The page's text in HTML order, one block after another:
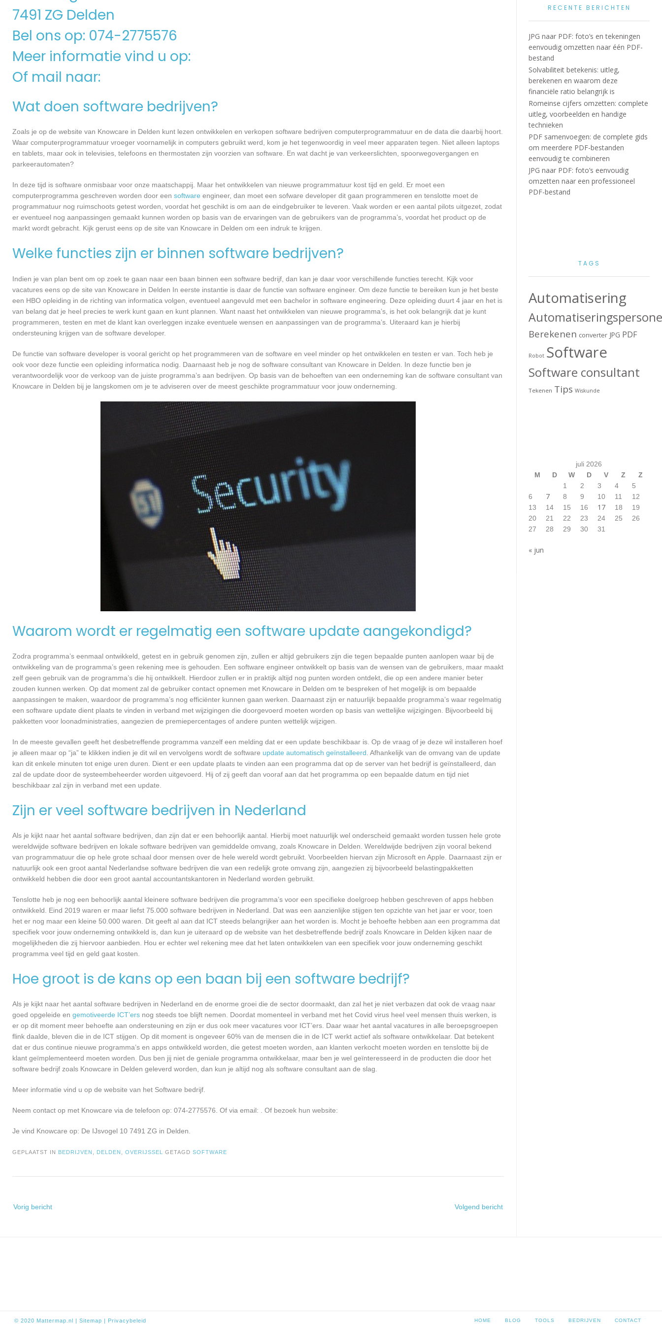
7491 ZG Delden
Bel ons op: 074-2775576
Meer informatie vind u op:
Of mail naar:
Wat doen software bedrijven?
Zoals je op de website van Knowcare in Delden kunt lezen ontwikkelen en verkopen software bedrijven computerprogrammatuur en de data die daarbij hoort.
Waar computerprogrammatuur vroeger voornamelijk in computers gebruikt werd, kom je het tegenwoordig in veel meer apparaten tegen. Niet alleen laptops
en tablets, maar ook in televisies, telefoons en thermostaten zijn voorzien van software. En wat dacht je van verkeerslichten, spoorwegovergangen en
parkeerautomaten?
In deze tijd is software onmisbaar voor onze maatschappij. Maar het ontwikkelen van nieuwe programmatuur kost tijd en geld. Er moet een
computerprogramma geschreven worden door een software engineer, dan moet een sofware developer dit gaan programmeren en tenslotte moet de
programmatuur nog ruimschoots getest worden, voordat het geschikt is om aan de eindgebruiker te leveren. Vaak worden er een aantal pilots uitgezet, zodat
er eventueel nog aanpassingen gemaakt kunnen worden op basis van de ervaringen van de gebruikers van de programma’s, voordat het product op de
markt wordt gebracht. Kijk gerust eens op de site van Knowcare in Delden om een indruk te krijgen.
Welke functies zijn er binnen software bedrijven?
Indien je van plan bent om op zoek te gaan naar een baan binnen een software bedrijf, dan kan je daar voor verschillende functies terecht. Kijk voor
vacatures eens op de site van Knowcare in Delden In eerste instantie is daar de functie van software engineer. Om deze functie te bereiken kun je het beste
een HBO opleiding in de richting van informatica volgen, eventueel aangevuld met een bachelor in software engineering. Deze opleiding duurt 4 jaar en het is
van belang dat je heel precies te werk kunt gaan en kunt plannen. Want naast het ontwikkelen van nieuwe programma’s, is het ook belangrijk dat je kunt
programmeren, testen en met de klant kan overleggen inzake eventuele wensen en aanpassingen van de programma’s. Uiteraard kan je hierbij
ondersteuning krijgen van de software developer.
De functie van software developer is vooral gericht op het programmeren van de software en veel minder op het ontwikkelen en testen er van. Toch heb je
ook voor deze functie een opleiding informatica nodig. Daarnaast heb je nog de software consultant van Knowcare in Delden. In deze functie ben je
verantwoordelijk voor de verkoop van de juiste programma’s aan bedrijven. Op basis van de behoeften van een onderneming kan de software consultant van
Knowcare in Delden bij je langskomen om je te adviseren over de meest geschikte programmatuur voor jouw onderneming.
Waarom wordt er regelmatig een software update aangekondigd?
Zodra programma’s eenmaal ontwikkeld, getest en in gebruik genomen zijn, zullen er altijd gebruikers zijn die tegen bepaalde punten aanlopen waar bij de
ontwikkeling van de programma’s geen rekening mee is gehouden. Een software engineer ontwikkelt op basis van de wensen van de gebruikers, maar maakt
zelf geen gebruik van de programma’s die hij ontwikkelt. Hierdoor zullen er in praktijk altijd nog punten worden ontdekt, die op een andere manier beter
zouden kunnen werken. Op dat moment zal de gebruiker contact opnemen met Knowcare in Delden om te bespreken of het mogelijk is om bepaalde
aanpassingen te maken, waardoor de programma’s nog efficiënter kunnen gaan werken. Daarnaast zijn er natuurlijk bepaalde programma’s waar regelmatig
een software update dient plaats te vinden in verband met wijzigingen die doorgevoerd moeten worden op basis van wettelijke wijzigingen. Bijvoorbeeld bij
pakketten voor loonadministraties, aangezien de premiepercentages of andere punten wettelijk wijzigen.
In de meeste gevallen geeft het desbetreffende programma vanzelf een melding dat er een update beschikbaar is. Op de vraag of je deze wil installeren hoef
je alleen maar op “ja” te klikken indien je dit wil en vervolgens wordt de software update automatisch geïnstalleerd . Afhankelijk van de omvang van de update
kan dit enkele minuten tot enige uren duren. Dient er een update plaats te vinden aan een programma dat op de server van het bedrijf is geïnstalleerd, dan
zal de update door de systeembeheerder worden uitgevoerd. Hij of zij geeft dan vooraf aan dat het programma op een bepaalde datum en tijd niet
beschikbaar zal zijn in verband met een update.
Zijn er veel software bedrijven in Nederland
Als je kijkt naar het aantal software bedrijven, dan zijn dat er een behoorlijk aantal. Hierbij moet natuurlijk wel onderscheid gemaakt worden tussen hele grote
wereldwijde software bedrijven en lokale software bedrijven van gemiddelde omvang, zoals Knowcare in Delden. Wereldwijde bedrijven zijn vooral bekend
van programmatuur die op hele grote schaal door mensen over de hele wereld wordt gebruikt. Voorbeelden hiervan zijn Microsoft en Apple. Daarnaast zijn er
natuurlijk ook een groot aantal Nederlandse software bedrijven die van een redelijk grote omvang zijn, aangezien zij bijvoorbeeld belastingpakketten
ontwikkeld hebben die door een groot aantal accountantskantoren in Nederland worden gebruikt.
Tenslotte heb je nog een behoorlijk aantal kleinere software bedrijven die programma’s voor een specifieke doelgroep hebben geschreven of apps hebben
ontwikkeld. Eind 2019 waren er maar liefst 75.000 software bedrijven in Nederland. Dat was een aanzienlijke stijgen ten opzichte van het jaar er voor, toen
het er nog maar een kleine 50.000 waren. Dit geeft al aan dat ICT steeds belangrijker aan het worden is. Mocht je behoefte hebben aan een programma dat
specifiek voor jouw onderneming ontwikkeld is, dan kun je uiteraard op de website van het desbetreffende bedrijf zoals Knowcare in Delden kijken naar de
mogelijkheden die zij hiervoor aanbieden. Hou er echter wel rekening mee dat het laten ontwikkelen van een specifiek voor jouw onderneming geschikt
programma veel tijd en geld gaat kosten.
Hoe groot is de kans op een baan bij een software bedrijf?
Als je kijkt naar het aantal software bedrijven in Nederland en de enorme groei die de sector doormaakt, dan zal het je niet verbazen dat ook de vraag naar
goed opgeleide en gemotiveerde ICT’ers nog steeds toe blijft nemen. Doordat momenteel in verband met het Covid virus heel veel mensen thuis werken, is
er op dit moment meer behoefte aan ondersteuning en zijn er dus ook meer vacatures voor ICT’ers. Daar waar het aantal vacatures in alle beroepsgroepen
flink daalde, bleven die in de ICT stijgen. Op dit moment is ongeveer 60% van de mensen die in de ICT werkt actief als software ontwikkelaar. Dat betekent
dat er dus continue nieuwe programma’s en apps ontwikkeld worden, die getest moeten worden, aan klanten verkocht moeten worden en tenslotte bij de
klant geïmplementeerd moeten worden. Dus ben jij niet de geniale programma ontwikkelaar, maar ben je wel geïnteresseerd in de producten die door het
software bedrijf zoals Knowcare in Delden geleverd worden, dan kun je altijd nog als software consultant aan de slag.
Meer informatie vind u op de website van het Software bedrijf.
Neem contact op met Knowcare via de telefoon op: 074-2775576. Of via email: . Of bezoek hun website:
Je vind Knowcare op: De IJsvogel 10 7491 ZG in Delden.
GEPLAATST IN BEDRIJVEN DELDEN OVERIJSSEL GETAGD SOFTWARE
navigatie
Vorig bericht Volgend bericht
RECENTE BERICHTEN
JPG naar PDF: foto’s en tekeningen
eenvoudig omzetten naar één PDF-
bestand
Solvabiliteit betekenis: uitleg,
berekenen en waarom deze
financiële ratio belangrijk is
Romeinse cijfers omzetten: complete
uitleg, voorbeelden en handige
technieken
PDF samenvoegen: de complete gids
om meerdere PDF-bestanden
eenvoudig te combineren
JPG naar PDF: foto’s eenvoudig
omzetten naar een professioneel
PDF-bestand
TAGS
Automatisering
Berekenen converter JPG PDF
Robot Software
Software consultant
Tekenen Tips Wiskunde
juli 2026
M
D W D V Z
Z
1
2 3 4
5
6
7 8 9 10 11
12
13
14 15 16 17 18
19
20
21 22 23 24 25
26
27
28 29 30 31
« jun
© 2020 Mattermap.nl | Sitemap | Privacybeleid HOME BLOG TOOLS BEDRIJVEN CONTACT